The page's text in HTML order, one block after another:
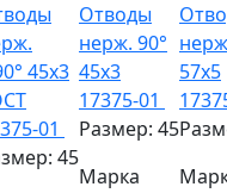
45x3
01
45
Отводы
нерж. 90°
45x3
17375-01
Размер: 45
Марка
57x5